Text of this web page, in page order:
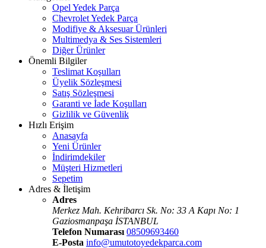
Opel Yedek Parça
Chevrolet Yedek Parça
Modifiye & Aksesuar Ürünleri
Multimedya & Ses Sistemleri
Diğer Ürünler
Önemli Bilgiler
Teslimat Koşulları
Üyelik Sözleşmesi
Satış Sözleşmesi
Garanti ve İade Koşulları
Gizlilik ve Güvenlik
Hızlı Erişim
Anasayfa
Yeni Ürünler
İndirimdekiler
Müşteri Hizmetleri
Sepetim
Adres & İletişim
Adres
Merkez Mah. Kehribarcı Sk. No: 33 A Kapı No: 1
Gaziosmanpaşa İSTANBUL
Telefon Numarası 08509693460
E-Posta info@umutotoyedekparca.com